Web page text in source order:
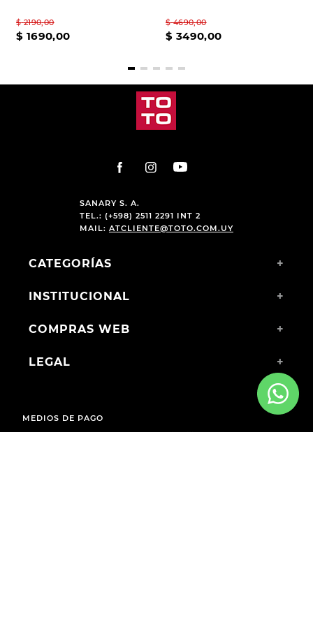
$ 2190,00
$ 1690,00
$ 4690,00
$ 3490,00
SANARY S. A.
TEL.: (+598) 2511 2291 INT 2
MAIL: ATCLIENTE@TOTO.COM.UY
CATEGORÍAS +
INSTITUCIONAL +
COMPRAS WEB +
LEGAL +
MEDIOS DE PAGO